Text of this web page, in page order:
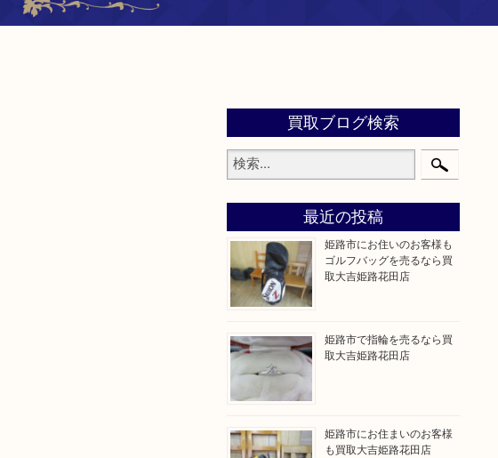
買取ブログ検索
最近の投稿
姫路市にお住いのお客様も
ゴルフバッグを売るなら買
取大吉姫路花田店
姫路市で指輪を売るなら買
取大吉姫路花田店
姫路市にお住まいのお客様
も買取大吉姫路花田店